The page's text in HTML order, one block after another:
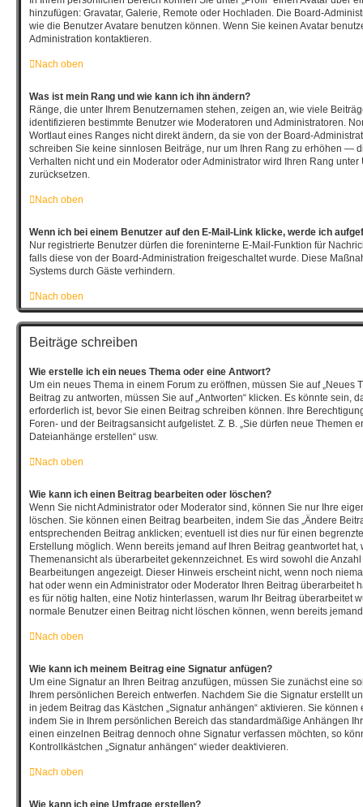
hinzufügen: Gravatar, Galerie, Remote oder Hochladen. Die Board-
wie die Benutzer Avatare benutzen können. Wenn Sie keinen Avatar
Administration kontaktieren.
Nach oben
Was ist mein Rang und wie kann ich ihn ändern?
Ränge, die unter Ihrem Benutzernamen stehen, zeigen an, wie viele
identifizieren bestimmte Benutzer wie Moderatoren und Administratoren.
Wortlaut eines Ranges nicht direkt ändern, da sie von der Board-
schreiben Sie keine sinnlosen Beiträge, nur um Ihren Rang zu erhöhen —
Verhalten nicht und ein Moderator oder Administrator wird Ihren Rang
zurücksetzen.
Nach oben
Wenn ich bei einem Benutzer auf den E-Mail-Link klicke, werde ich
Nur registrierte Benutzer dürfen die foreninterne E-Mail-Funktion für
falls diese von der Board-Administration freigeschaltet wurde. Diese
Systems durch Gäste verhindern.
Nach oben
Beiträge schreiben
Wie erstelle ich ein neues Thema oder eine Antwort?
Um ein neues Thema in einem Forum zu eröffnen, müssen Sie auf „Neues
Beitrag zu antworten, müssen Sie auf „Antworten“ klicken. Es könnte sein,
erforderlich ist, bevor Sie einen Beitrag schreiben können. Ihre
Foren- und der Beitragsansicht aufgelistet. Z. B. „Sie dürfen neue Themen
Dateianhänge erstellen“ usw.
Nach oben
Wie kann ich einen Beitrag bearbeiten oder löschen?
Wenn Sie nicht Administrator oder Moderator sind, können Sie nur Ihre
löschen. Sie können einen Beitrag bearbeiten, indem Sie das „Ändere
entsprechenden Beitrag anklicken; eventuell ist dies nur für einen
Erstellung möglich. Wenn bereits jemand auf Ihren Beitrag geantwortet hat,
Themenansicht als überarbeitet gekennzeichnet. Es wird sowohl die
Bearbeitungen angezeigt. Dieser Hinweis erscheint nicht, wenn noch
hat oder wenn ein Administrator oder Moderator Ihren Beitrag überarbeitet
es für nötig halten, eine Notiz hinterlassen, warum Ihr Beitrag überarbeitet
normale Benutzer einen Beitrag nicht löschen können, wenn bereits
Nach oben
Wie kann ich meinem Beitrag eine Signatur anfügen?
Um eine Signatur an Ihren Beitrag anzufügen, müssen Sie zunächst eine
Ihrem persönlichen Bereich entwerfen. Nachdem Sie die Signatur erstellt
in jedem Beitrag das Kästchen „Signatur anhängen“ aktivieren. Sie
indem Sie in Ihrem persönlichen Bereich das standardmäßige Anhängen
einen einzelnen Beitrag dennoch ohne Signatur verfassen möchten, so
Kontrollkästchen „Signatur anhängen“ wieder deaktivieren.
Nach oben
Wie kann ich eine Umfrage erstellen?